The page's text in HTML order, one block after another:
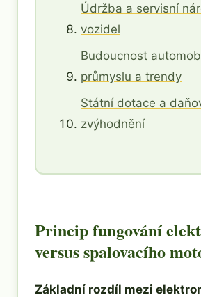
Údržba a servisní
vozidel
Budoucnost
průmyslu a trendy
Státní dotace a
zvýhodnění
Princip fungování
versus spalovacího
Základní rozdíl mezi